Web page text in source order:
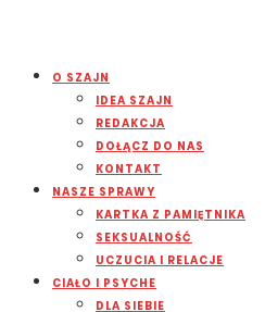
O SZAJN
IDEA SZAJN
REDAKCJA
DOŁĄCZ DO NAS
KONTAKT
NASZE SPRAWY
KARTKA Z PAMIĘTNIKA
SEKSUALNOŚĆ
UCZUCIA I RELACJE
CIAŁO I PSYCHE
DLA SIEBIE